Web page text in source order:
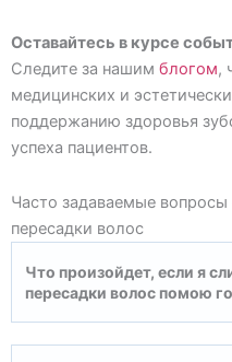
Оставайтесь в курсе
Следите за нашим блогом,
медицинских и
поддержанию здоровья
успеха пациентов.
Часто задаваемые
пересадки волос
Что произойдет, если я
пересадки волос помою